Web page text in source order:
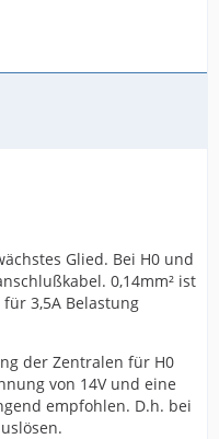
Glied. Bei H0 und
0,14mm² ist
3,5A Belastung
der Zentralen für H0
von 14V und eine
empfohlen. D.h. bei